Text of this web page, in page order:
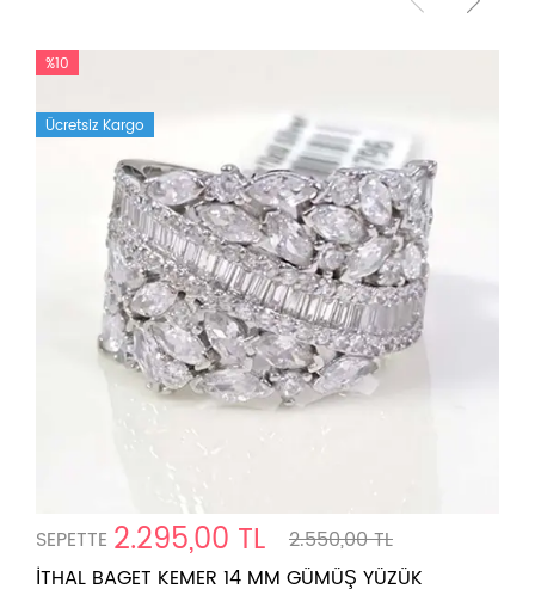
%10
Ücretsiz Kargo
SEPETTE 2.295,00 TL
2.550,00 TL
İTHAL BAGET KEMER 14 MM GÜMÜŞ YÜZÜK